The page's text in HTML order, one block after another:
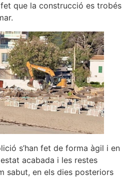
fet que la construcció es trobés
s’han fet de forma àgil i en
acabada i les restes
sabut, en els dies posteriors